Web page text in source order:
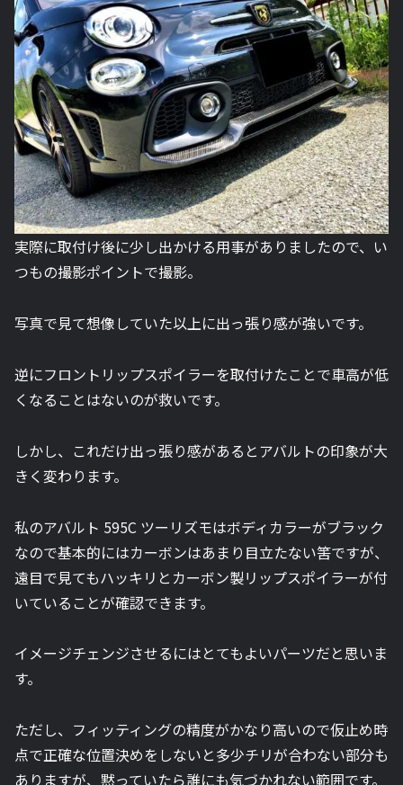
実際に取付け後に少し出かける用事がありましたので、い
つもの撮影ポイントで撮影。
写真で見て想像していた以上に出っ張り感が強いです。
逆にフロントリップスポイラーを取付けたことで車高が低
くなることはないのが救いです。
しかし、これだけ出っ張り感があるとアバルトの印象が大
きく変わります。
私のアバルト 595C ツーリズモはボディカラーがブラック
なので基本的にはカーボンはあまり目立たない筈ですが、
遠目で見てもハッキリとカーボン製リップスポイラーが付
いていることが確認できます。
イメージチェンジさせるにはとてもよいパーツだと思いま
す。
ただし、フィッティングの精度がかなり高いので仮止め時
点で正確な位置決めをしないと多少チリが合わない部分も
ありますが、黙っていたら誰にも気づかれない範囲です。